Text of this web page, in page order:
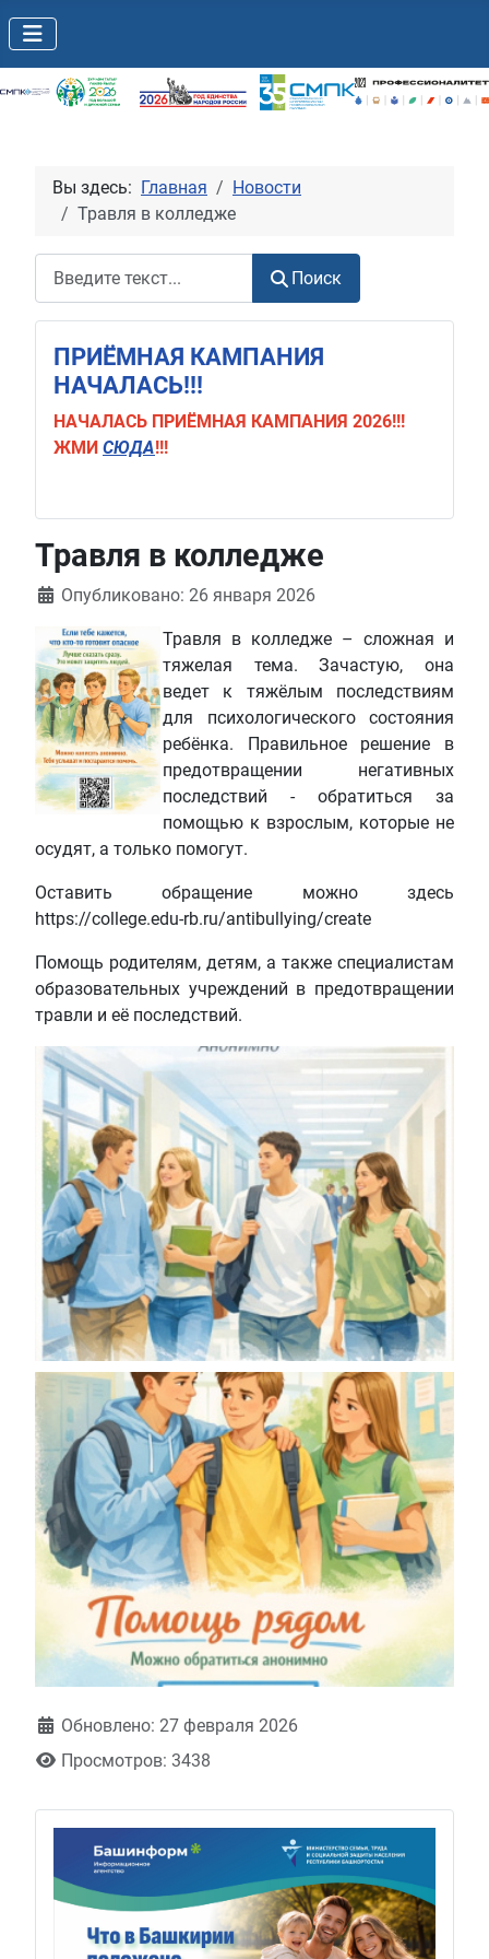
Вы здесь: Главная
Новости
Травля в колледже
Поиск
ПРИЁМНАЯ КАМПАНИЯ
НАЧАЛАСЬ!!!
НАЧАЛАСЬ ПРИЁМНАЯ КАМПАНИЯ 2026!!!
ЖМИ СЮДА!!!
Травля в колледже
Информация о материале
Опубликовано: 26 января 2026
Травля в колледже – сложная и
тяжелая тема. Зачастую, она
ведет к тяжёлым последствиям
для психологического состояния
ребёнка. Правильное решение в
предотвращении негативных
последствий - обратиться за
помощью к взрослым, которые не
осудят, а только помогут.
Оставить обращение можно здесь
https://college.edu-rb.ru/antibullying/create
Помощь родителям, детям, а также специалистам
образовательных учреждений в предотвращении
травли и её последствий.
Обновлено: 27 февраля 2026
Просмотров: 3438